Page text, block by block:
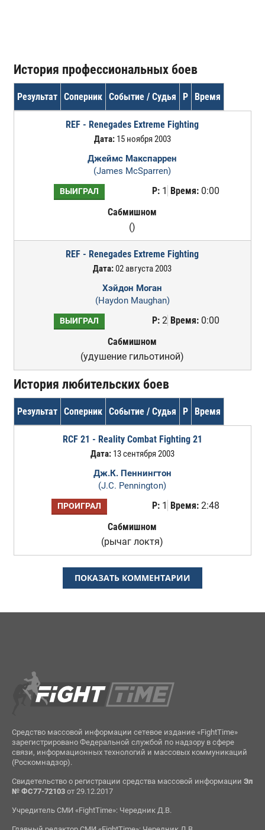
История профессиональных боев
Результат Соперник Событие / Судья Р Время
REF - Renegades Extreme Fighting
Дата:15 ноября 2003
Джеймс Макспаррен
(James McSparren)
ВЫИГРАЛ Р:1 Время:0:00
Сабмишном
()
REF - Renegades Extreme Fighting
Дата:02 августа 2003
Хэйдон Моган
(Haydon Maughan)
ВЫИГРАЛ Р:2 Время:0:00
Сабмишном
(удушение гильотиной)
История любительских боев
Результат Соперник Событие / Судья Р Время
RCF 21 - Reality Combat Fighting 21
Дата:13 сентября 2003
Дж.К. Пеннингтон
(J.C. Pennington)
ПРОИГРАЛ Р:1 Время:2:48
Сабмишном
(рычаг локтя)
ПОКАЗАТЬ КОММЕНТАРИИ
Средство массовой информации сетевое издание «FightTime»
зарегистрировано Федеральной службой по надзору в сфере
связи, информационных технологий и массовых коммуникаций
(Роскомнадзор).
Свидетельство о регистрации средства массовой информации Эл
№ ФС77-72103от 29.12.2017
Учредитель СМИ «FightTime»: Чередник Д.В.